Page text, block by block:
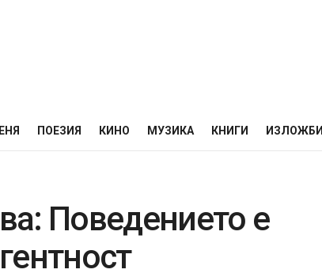
ПОЕЗИЯ КИНО МУЗИКА КНИГИ ИЗЛОЖБИ
Поведението е